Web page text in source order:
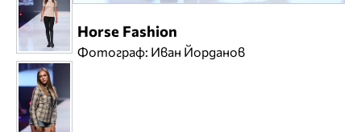
Horse Fashion
Фотограф: Иван Йорданов